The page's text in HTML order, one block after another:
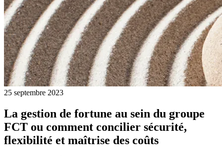
25 septembre 2023
La gestion de fortune au sein du groupe
FCT ou comment concilier sécurité,
flexibilité et maîtrise des coûts